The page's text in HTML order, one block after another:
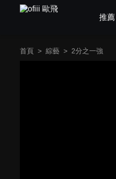
推薦
首頁 > 綜藝 > 2分之一強